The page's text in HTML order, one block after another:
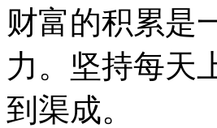
财富的积累是
力。坚持每天
到渠成。